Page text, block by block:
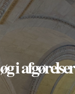
i afgørelser